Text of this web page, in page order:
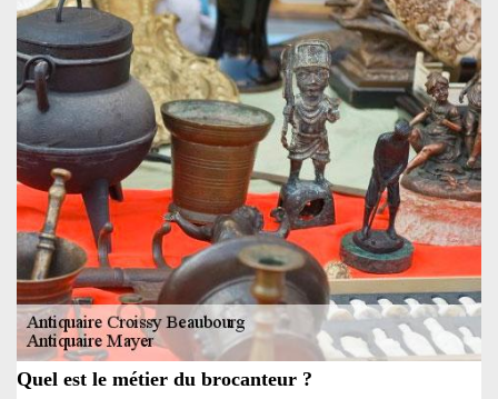
Quel est le métier du brocanteur ?